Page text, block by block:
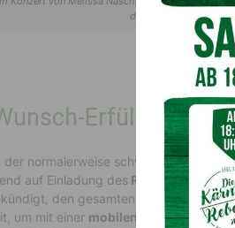
das Leben – vom
Erfüller zum
der normalerweise schwer erkrankten
auf Einladung des Rotary Clubs
den gesamten Erlös an die
um mit einer mobilen Intensivstation